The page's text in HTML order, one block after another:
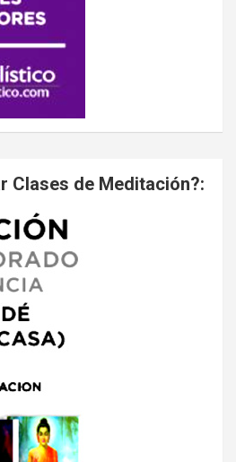
Clases de Meditación?: